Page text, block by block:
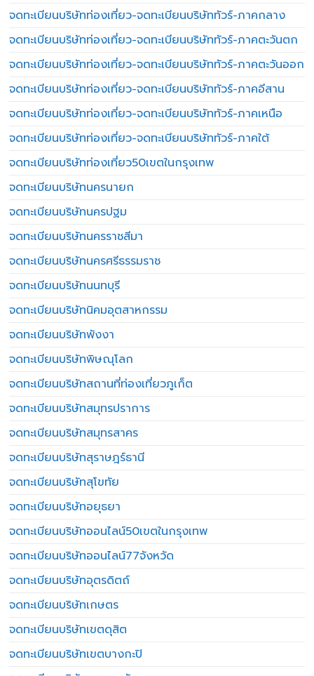
จดทะเบียนบริษัทท่องเที่ยว-จดทะเบียนบริษัททัวร์-ภาคกลาง
จดทะเบียนบริษัทท่องเที่ยว-จดทะเบียนบริษัททัวร์-ภาคตะวันตก
จดทะเบียนบริษัทท่องเที่ยว-จดทะเบียนบริษัททัวร์-ภาคตะวันออก
จดทะเบียนบริษัทท่องเที่ยว-จดทะเบียนบริษัททัวร์-ภาคอีสาน
จดทะเบียนบริษัทท่องเที่ยว-จดทะเบียนบริษัททัวร์-ภาคเหนือ
จดทะเบียนบริษัทท่องเที่ยว-จดทะเบียนบริษัททัวร์-ภาคใต้
จดทะเบียนบริษัทท่องเที่ยว50เขตในกรุงเทพ
จดทะเบียนบริษัทนครนายก
จดทะเบียนบริษัทนครปฐม
จดทะเบียนบริษัทนครราชสีมา
จดทะเบียนบริษัทนครศรีธรรมราช
จดทะเบียนบริษัทนนทบุรี
จดทะเบียนบริษัทนิคมอุตสาหกรรม
จดทะเบียนบริษัทพังงา
จดทะเบียนบริษัทพิษณุโลก
จดทะเบียนบริษัทสถานที่ท่องเที่ยวภูเก็ต
จดทะเบียนบริษัทสมุทรปราการ
จดทะเบียนบริษัทสมุทรสาคร
จดทะเบียนบริษัทสุราษฎร์ธานี
จดทะเบียนบริษัทสุโขทัย
จดทะเบียนบริษัทอยุธยา
จดทะเบียนบริษัทออนไลน์50เขตในกรุงเทพ
จดทะเบียนบริษัทออนไลน์77จังหวัด
จดทะเบียนบริษัทอุตรดิตถ์
จดทะเบียนบริษัทเกษตร
จดทะเบียนบริษัทเขตดุสิต
จดทะเบียนบริษัทเขตบางกะปิ